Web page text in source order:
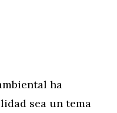
ha
sea un tema